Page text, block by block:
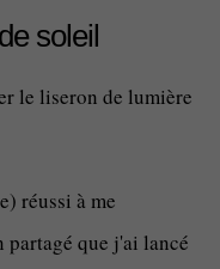
soleil
le liseron de lumière
réussi à me
que j'ai lancé